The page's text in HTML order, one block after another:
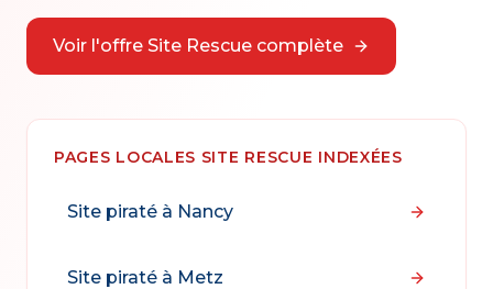
Voir l'offre Site Rescue complète
PAGES LOCALES SITE RESCUE INDEXÉES
Site piraté à Nancy
Site piraté à Metz